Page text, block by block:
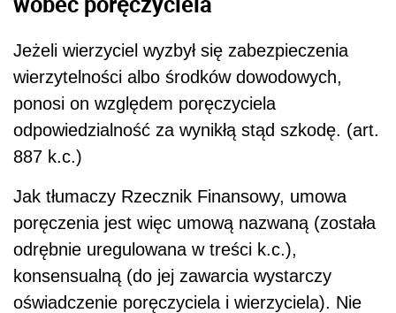
Jeżeli wierzyciel wyzbył się zabezpieczenia
wierzytelności albo środków dowodowych,
ponosi on względem poręczyciela
odpowiedzialność za wynikłą stąd szkodę. (art.
887 k.c.)
Jak tłumaczy Rzecznik Finansowy, umowa
poręczenia jest więc umową nazwaną (została
odrębnie uregulowana w treści k.c.),
konsensualną (do jej zawarcia wystarczy
oświadczenie poręczyciela i wierzyciela). Nie